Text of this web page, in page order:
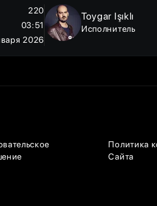
220
03:51
2026
Toygar Işıklı
Исполнитель
Политика
Сайта